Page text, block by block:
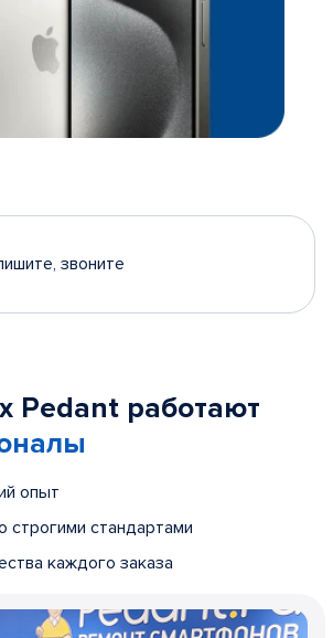
звоните
Pedant работают
опыт
строгими стандартами
каждого заказа